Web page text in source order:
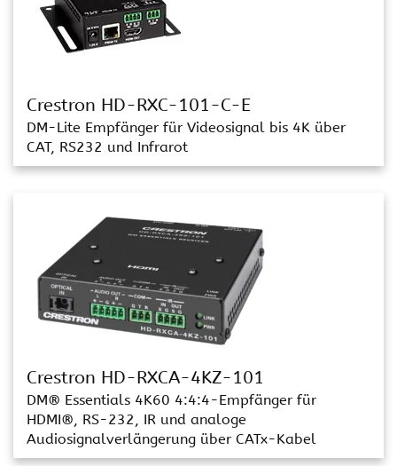
Crestron HD-RXC-101-C-E
DM-Lite Empfänger für Videosignal bis 4K über
CAT, RS232 und Infrarot
Crestron HD-RXCA-4KZ-101
DM® Essentials 4K60 4:4:4-Empfänger für
HDMI®, RS-232, IR und analoge
Audiosignalverlängerung über CATx-Kabel